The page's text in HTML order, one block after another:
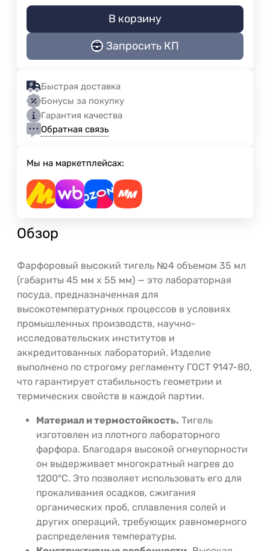
В корзину
Запросить КП
Быстрая доставка
Бонусы за покупку
Гарантия качества
Обратная связь
Мы на маркетплейсах:
Обзор
Фарфоровый высокий тигель №4 объемом 35 мл
(габариты 45 мм х 55 мм) — это лабораторная
посуда, предназначенная для
высокотемпературных процессов в условиях
промышленных производств, научно-
исследовательских институтов и
аккредитованных лабораторий. Изделие
выполнено по строгому регламенту ГОСТ 9147-80,
что гарантирует стабильность геометрии и
термических свойств в каждой партии.
Материал и термостойкость. Тигель
изготовлен из плотного лабораторного
фарфора. Благодаря высокой огнеупорности
он выдерживает многократный нагрев до
1200°C. Это позволяет использовать его для
прокаливания осадков, сжигания
органических проб, сплавления солей и
других операций, требующих равномерного
распределения температуры.